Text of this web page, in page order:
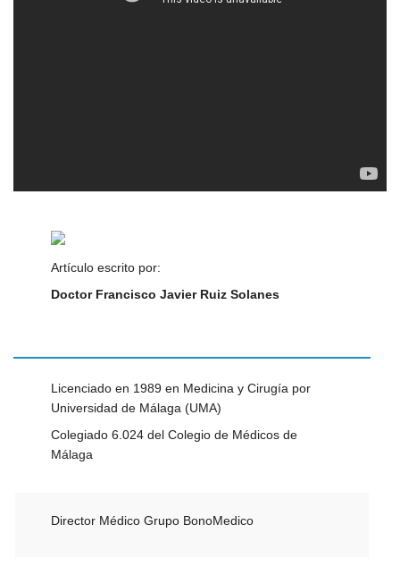
Artículo escrito por:
Doctor Francisco Javier Ruiz Solanes
Licenciado en 1989 en Medicina y Cirugía por
Universidad de Málaga (UMA)
Colegiado 6.024 del Colegio de Médicos de
Málaga
Director Médico Grupo BonoMedico